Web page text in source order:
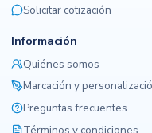
Solicitar cotización
Información
Quiénes somos
Marcación y
Preguntas frecuentes